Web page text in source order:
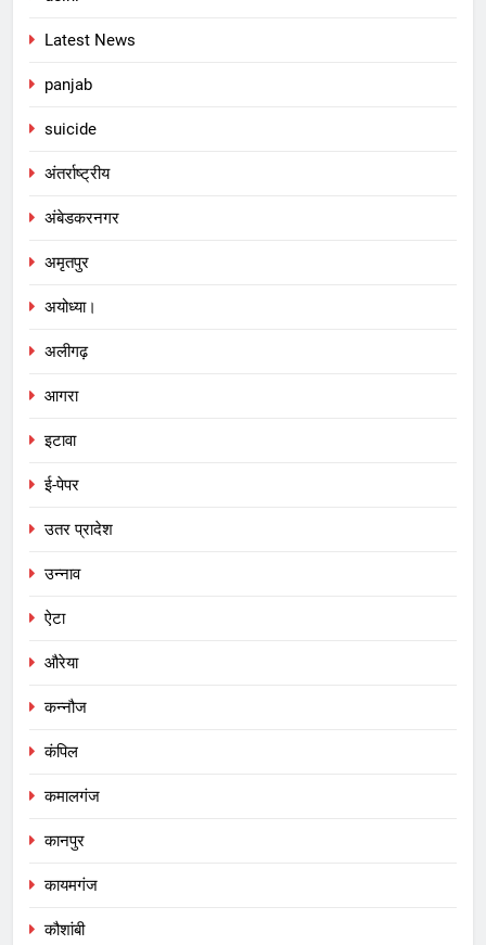
Latest News
panjab
suicide
अंतर्राष्ट्रीय
अंबेडकरनगर
अमृतपुर
अयोध्या।
अलीगढ़
आगरा
इटावा
ई-पेपर
उतर प्रादेश
उन्नाव
ऐटा
औरेया
कन्नौज
कंपिल
कमालगंज
कानपुर
कायमगंज
कौशांबी